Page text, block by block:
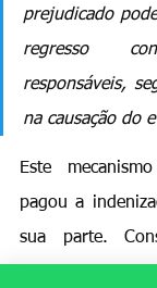
prejudicado
regresso
responsáveis,
na causação do
Este
pagou a
sua parte.